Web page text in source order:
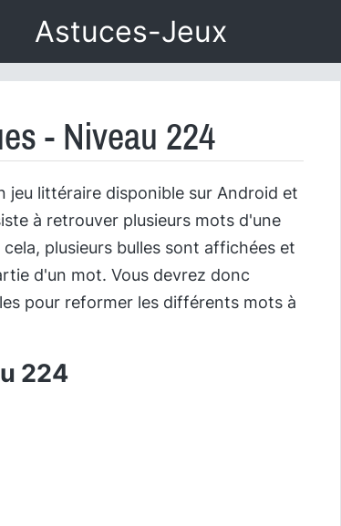
Astuces-Jeux
- Niveau 224
jeu littéraire disponible sur Android et
à retrouver plusieurs mots d'une
plusieurs bulles sont affichées et
d'un mot. Vous devrez donc
pour reformer les différents mots à
224